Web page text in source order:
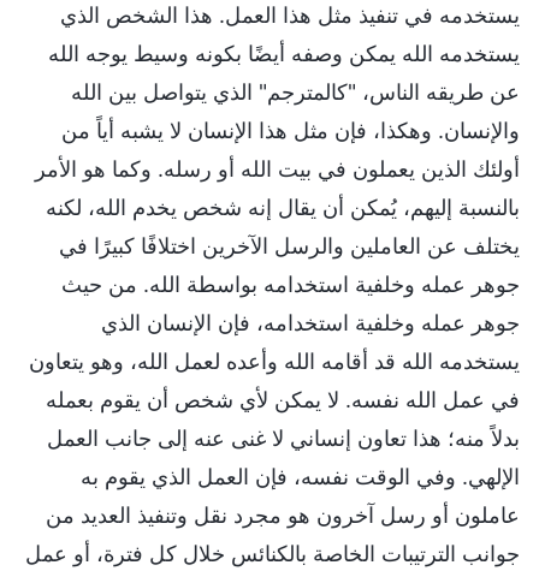
يستخدمه في تنفيذ مثل هذا العمل. هذا الشخص الذي
يستخدمه الله يمكن وصفه أيضًا بكونه وسيط يوجه الله
عن طريقه الناس، "كالمترجم" الذي يتواصل بين الله
والإنسان. وهكذا، فإن مثل هذا الإنسان لا يشبه أياً من
أولئك الذين يعملون في بيت الله أو رسله. وكما هو الأمر
بالنسبة إليهم، يُمكن أن يقال إنه شخص يخدم الله، لكنه
يختلف عن العاملين والرسل الآخرين اختلافًا كبيرًا في
جوهر عمله وخلفية استخدامه بواسطة الله. من حيث
جوهر عمله وخلفية استخدامه، فإن الإنسان الذي
يستخدمه الله قد أقامه الله وأعده لعمل الله، وهو يتعاون
في عمل الله نفسه. لا يمكن لأي شخص أن يقوم بعمله
بدلاً منه؛ هذا تعاون إنساني لا غنى عنه إلى جانب العمل
الإلهي. وفي الوقت نفسه، فإن العمل الذي يقوم به
عاملون أو رسل آخرون هو مجرد نقل وتنفيذ العديد من
جوانب الترتيبات الخاصة بالكنائس خلال كل فترة، أو عمل